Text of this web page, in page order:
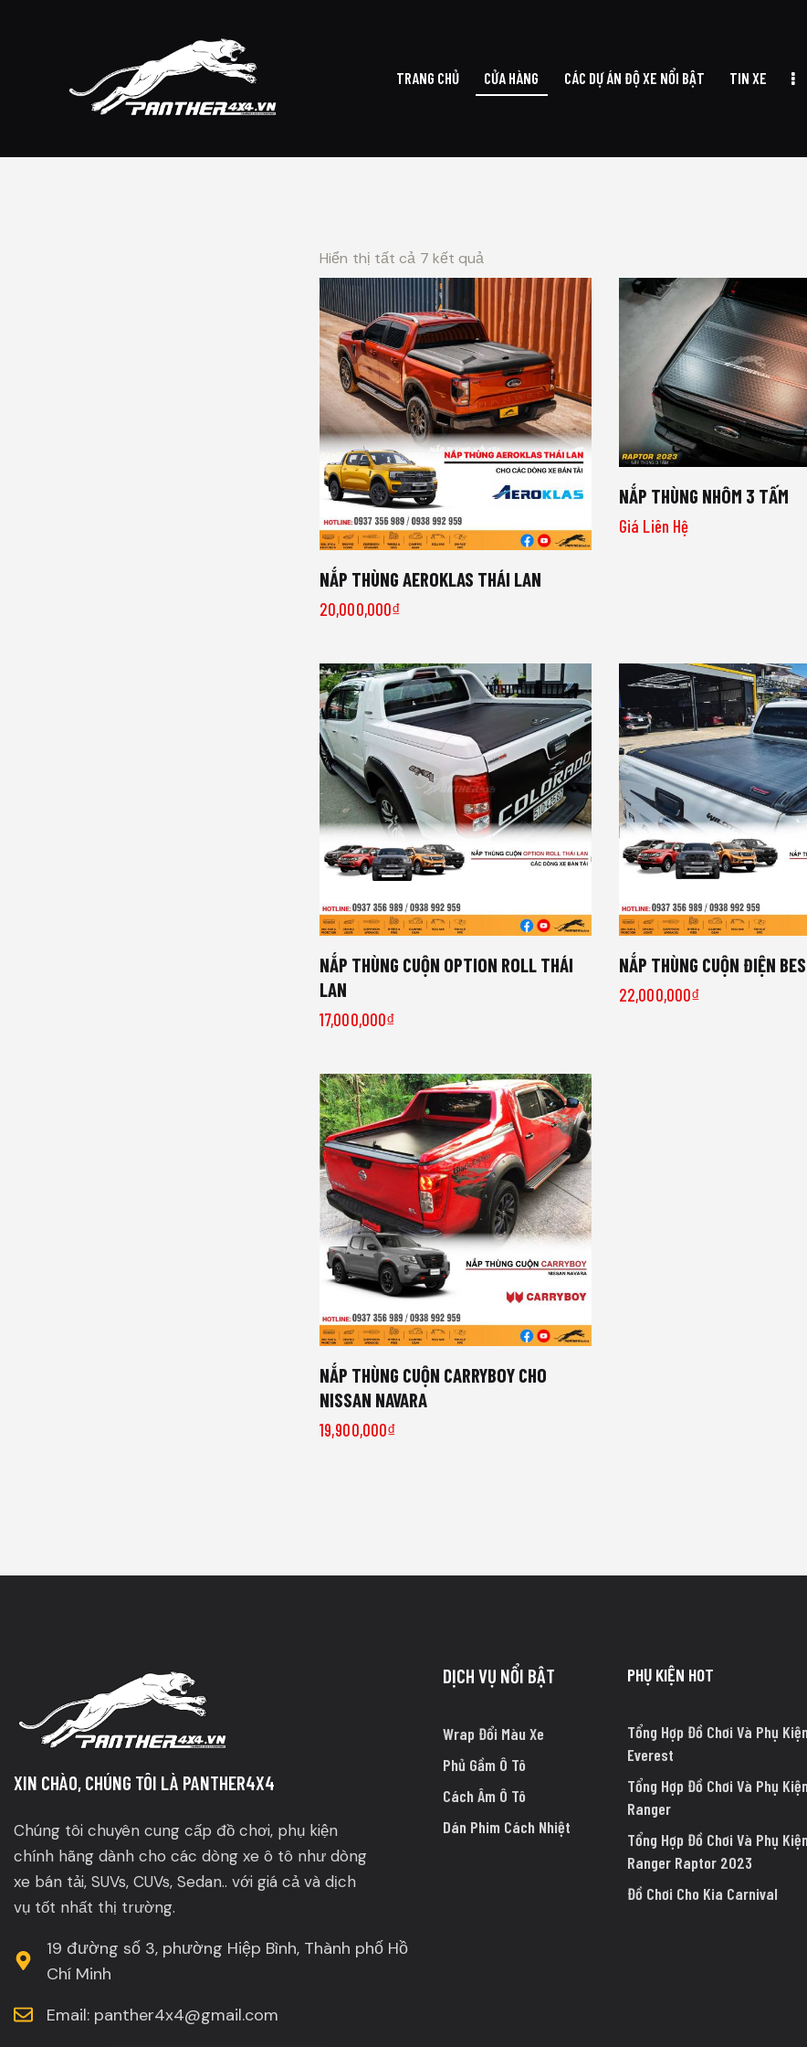
TRANG CHỦ CỬA HÀNG CÁC DỰ ÁN ĐỘ XE NỔI BẬT TIN XE
Hiển thị tất cả 7 kết quả
NẮP THÙNG AEROKLAS THÁI LAN
20,000,000₫
NẮP THÙNG NHÔM 3 TẤM
Giá Liên Hệ
NẮP THÙNG CUỘN OPTION ROLL THÁI
LAN
17,000,000₫
NẮP THÙNG CUỘN ĐIỆN
22,000,000₫
NẮP THÙNG CUỘN CARRYBOY CHO
NISSAN NAVARA
19,900,000₫
XIN CHÀO, CHÚNG TÔI LÀ PANTHER4X4
Chúng tôi chuyên cung cấp đồ chơi, phụ kiện
chính hãng dành cho các dòng xe ô tô như dòng
xe bán tải, SUVs, CUVs, Sedan.. với giá cả và dịch
vụ tốt nhất thị trường.
19 đường số 3, phường Hiệp Bình, Thành phố Hồ
Chí Minh
Email: panther4x4@gmail.com
DỊCH VỤ NỔI BẬT
Wrap Đổi Màu Xe
Phủ Gầm Ô Tô
Cách Âm Ô Tô
Dán Phim Cách Nhiệt
PHỤ KIỆN HOT
Tổng Hợp Đồ Chơi Và Phụ
Everest
Tổng Hợp Đồ Chơi Và Phụ
Ranger
Tổng Hợp Đồ Chơi Và Phụ
Ranger Raptor 2023
Đồ Chơi Cho Kia Carnival